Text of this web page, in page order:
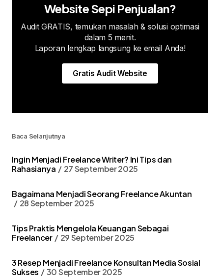
Website Sepi Penjualan?
Audit GRATIS, temukan masalah & solusi optimasi
dalam 5 menit.
Laporan lengkap langsung ke email Anda!
Gratis Audit Website
Baca Selanjutnya
Ingin Menjadi Freelance Writer? Ini Tips dan
Rahasianya
27 September 2025
Bagaimana Menjadi Seorang Freelance Akuntan
28 September 2025
Tips Praktis Mengelola Keuangan Sebagai
Freelancer
29 September 2025
3 Resep Menjadi Freelance Konsultan Media Sosial
Sukses
30 September 2025